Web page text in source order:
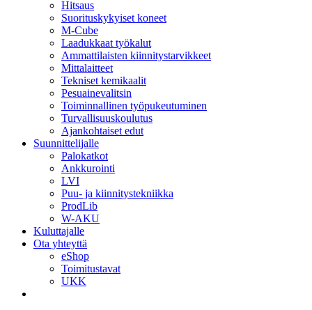
Hitsaus
Suorituskykyiset koneet
M-Cube
Laadukkaat työkalut
Ammattilaisten kiinnitystarvikkeet
Mittalaitteet
Tekniset kemikaalit
Pesuainevalitsin
Toiminnallinen työpukeutuminen
Turvallisuuskoulutus
Ajankohtaiset edut
Suunnittelijalle
Palokatkot
Ankkurointi
LVI
Puu- ja kiinnitystekniikka
ProdLib
W-AKU
Kuluttajalle
Ota yhteyttä
eShop
Toimitustavat
UKK